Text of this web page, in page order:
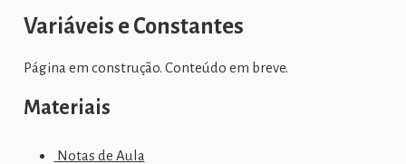
Variáveis e Constantes
Página em construção. Conteúdo em breve.
Materiais
Notas de Aula